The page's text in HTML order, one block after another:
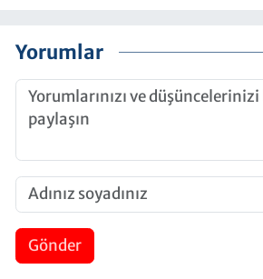
Yorumlar
Gönder